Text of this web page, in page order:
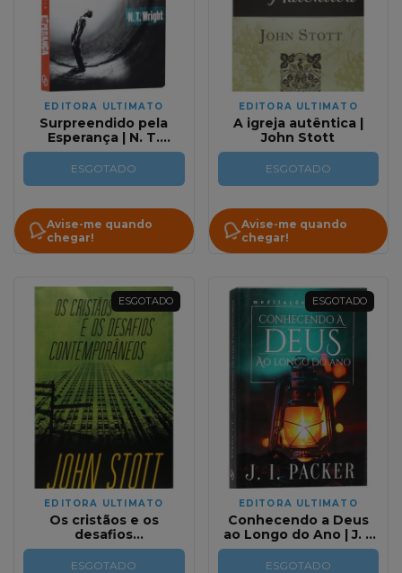
EDITORA ULTIMATO
Surpreendido pela
Esperança | N. T.
Wright
ESGOTADO
Avise-me quando
chegar!
EDITORA ULTIMATO
A igreja autêntica |
John Stott
ESGOTADO
Avise-me quando
chegar!
ESGOTADO
EDITORA ULTIMATO
Os cristãos e os
desafios
contemporâneos |
John Stott
ESGOTADO
ESGOTADO
EDITORA ULTIMATO
Conhecendo a Deus
ao Longo do Ano | J. I.
PACKER
ESGOTADO